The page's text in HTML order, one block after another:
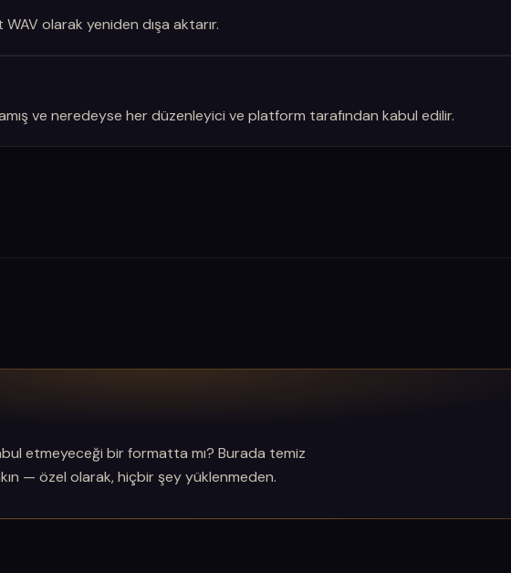
olarak yeniden dışa aktarır.
ve neredeyse her düzenleyici ve platform tarafından kabul edilir.
etmeyeceği bir formatta mı? Burada temiz
— özel olarak, hiçbir şey yüklenmeden.